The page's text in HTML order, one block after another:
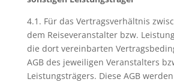
4.1. Für das Vertragsverhältnis
dem Reiseveranstalter bzw.
die dort vereinbarten
AGB des jeweiligen Veranstalters
Leistungsträgers. Diese AGB